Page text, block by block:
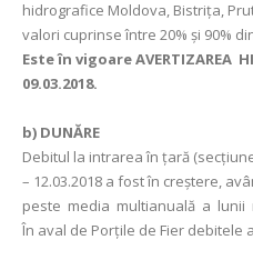
hidrografice Moldova, Bistriţa,
valori cuprinse între 20% şi 90%
Este în vigoare AVERTIZAREA
09.03.2018.
b) DUNĂRE
Debitul la intrarea în ţară
– 12.03.2018 a fost în creştere,
peste media multianuală a lunii
În aval de Porţile de Fier debitele